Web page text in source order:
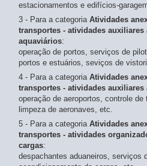
estacionamentos e edifícios-
3 - Para a categoria Atividades
transportes - atividades auxiliares
aquaviários:
operação de portos, serviços de
portos e estuários, seviços de
4 - Para a categoria Atividades
transportes - atividades auxiliares
operação de aeroportos, controle
limpeza de aeronaves, etc.
5 - Para a categoria Atividades
transportes - atividades
cargas:
despachantes aduaneiros, serviços